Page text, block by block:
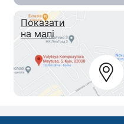
Показати
на мапі